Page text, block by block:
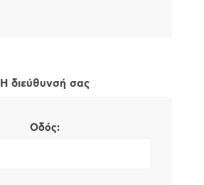
Η διεύθυνσή σας
Οδός: